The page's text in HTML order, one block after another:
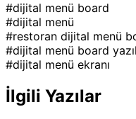
#dijital menü board
#dijital menü
#restoran dijital menü
#dijital menü board
#dijital menü ekranı
İlgili Yazılar